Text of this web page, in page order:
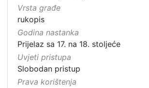
Vrsta građe
rukopis
Godina nastanka
Prijelaz sa 17. na 18. stoljeće
Uvjeti pristupa
Slobodan pristup
Prava korištenja